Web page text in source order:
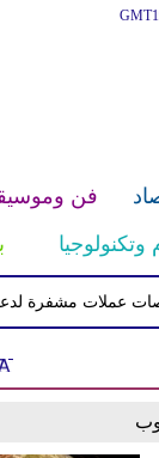
فن
وتكنولوجيا
مشفرة لدعمها